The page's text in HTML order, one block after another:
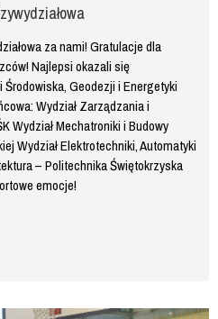
za nami! Gratulacje dla
Najlepsi okazali się
Geodezji i Energetyki
Wydział Zarządzania i
Wydział Mechatroniki i Budowy
Wydział Elektrotechniki, Automatyki
– Politechnika Świętokrzyska
emocje!